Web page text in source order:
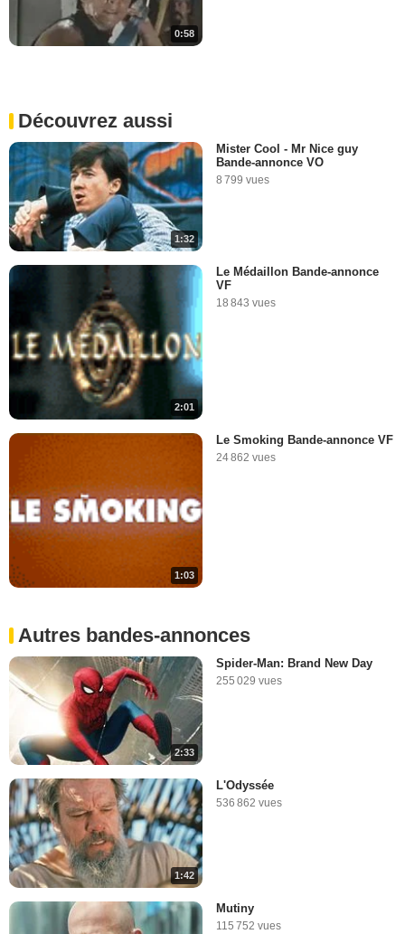
0:58
Découvrez aussi
1:32
Mister Cool - Mr Nice guy
Bande-annonce VO
8 799 vues
2:01
Le Médaillon Bande-annonce
VF
18 843 vues
1:03
Le Smoking Bande-annonce VF
24 862 vues
Autres bandes-annonces
2:33
Spider-Man: Brand New Day
255 029 vues
1:42
L'Odyssée
536 862 vues
Mutiny
115 752 vues